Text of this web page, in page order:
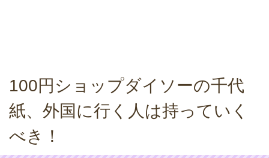
100円ショップダイソーの千代
紙、外国に行く人は持っていく
べき！